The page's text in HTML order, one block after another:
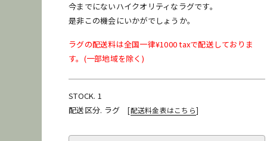
今までにないハイクオリティなラグです。
是非この機会にいかがでしょうか。
ラグの配送料は全国一律¥1000 taxで配送しておりま
す。(一部地域を除く)
STOCK. 1
配送区分. ラグ[配送料金表はこちら]